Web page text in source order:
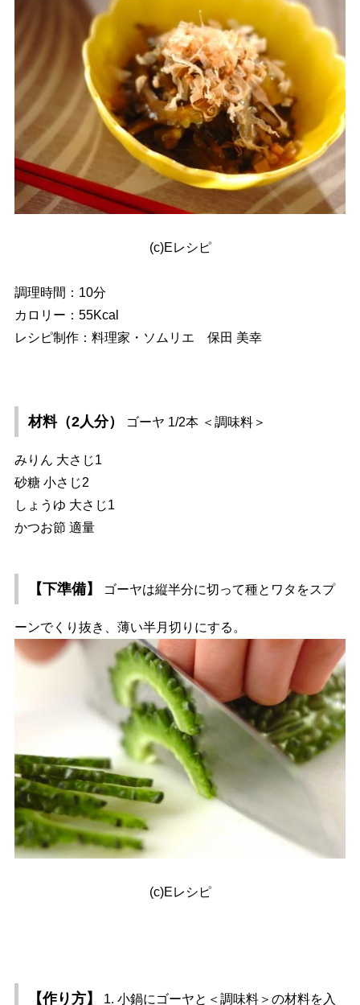
(c)Eレシピ
調理時間：10分
カロリー：55Kcal
レシピ制作：料理家・ソムリエ 保田 美幸
材料（2人分） ゴーヤ 1/2本 ＜調味料＞
みりん 大さじ1
砂糖 小さじ2
しょうゆ 大さじ1
かつお節 適量
【下準備】 ゴーヤは縦半分に切って種とワタをスプ
ーンでくり抜き、薄い半月切りにする。
(c)Eレシピ
【作り方】 1. 小鍋にゴーヤと＜調味料＞の材料を入